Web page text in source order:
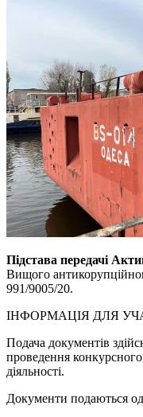
Підстава передачі
Вищого
991/9005/20.
ІНФОРМАЦІЯ ДЛЯ
Подача документів
проведення конкурсного
діяльності.
Документи подаються